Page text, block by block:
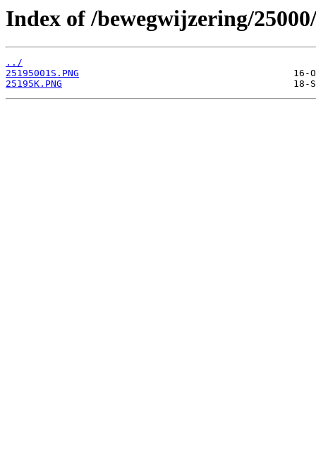
Index of /bewegwijzering/
../
25195001S.PNG
25195K.PNG